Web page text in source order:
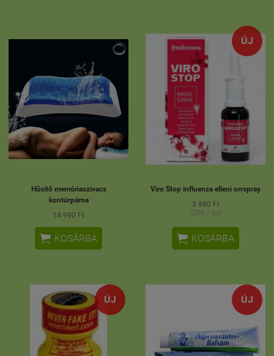
Hűsítő memóriaszivacs
kontúrpárna
14 990 Ft
 KOSÁRBA
ÚJ
Viro Stop influenza elleni orrspray
3 990 Ft
(200 / ml)
 KOSÁRBA
ÚJ ÚJ